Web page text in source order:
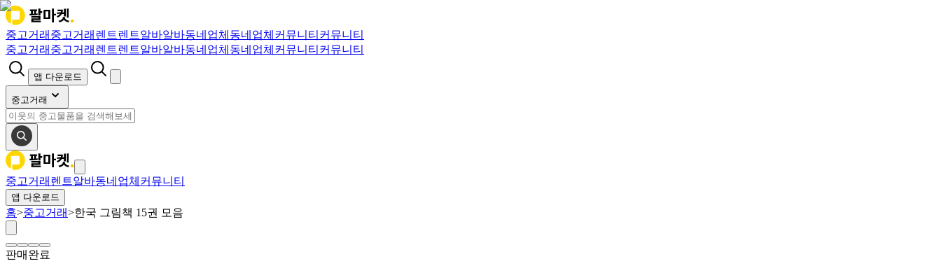
중고거래 중고거래 렌트렌트알바알바동네업체 동네업체 커뮤니티 커뮤니티
중고거래 중고거래 렌트렌트알바알바동네업체 동네업체 커뮤니티 커뮤니티
앱 다운로드
중고거래
중고거래 렌트알바동네업체 커뮤니티
앱 다운로드
홈>중고거래>한국 그림책 15권 모음
판매완료